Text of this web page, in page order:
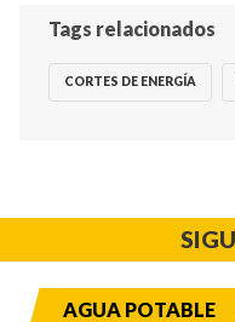
Tags relacionados
CORTES DE ENERGÍA
AGUA POTABLE